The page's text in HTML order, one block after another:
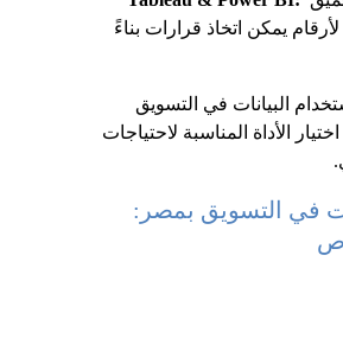
لأرقام يمكن اتخاذ قرارات بناءً
البيانات في التسويق
الأداة المناسبة لاحتياجات
في التسويق بمصر: